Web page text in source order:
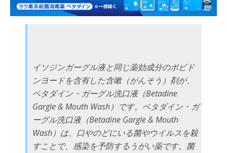
イソジンガーグル液と同じ薬効成分のポビド
ンヨードを含有した含嗽（がんそう）剤が、
ベタダイン・ガーグル洗口液（Betadine
Gargle & Mouth Wash）です。ベタダイン・ガ
ーグル洗口液（Betadine Gargle & Mouth
Wash）は、口やのどにいる菌やウイルスを殺
すことで、感染を予防するうがい薬です。菌